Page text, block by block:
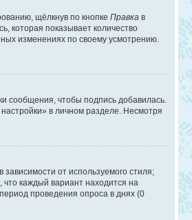
щёлкнув по кнопке Правка в
которая показывает количество
изменениях по своему усмотрению.
сообщения, чтобы подпись добавилась.
в личном разделе. Несмотря
от используемого стиля;
каждый вариант находится на
проведения опроса в днях (0